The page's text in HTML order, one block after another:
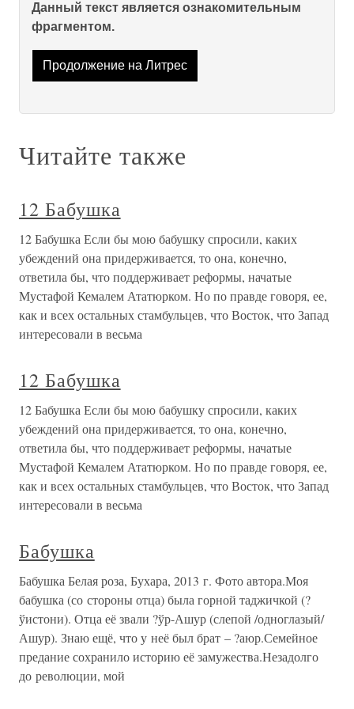
Данный текст является ознакомительным
фрагментом.
Продолжение на Литрес
Читайте также
12 Бабушка
12 Бабушка Если бы мою бабушку спросили, каких
убеждений она придерживается, то она, конечно,
ответила бы, что поддерживает реформы, начатые
Мустафой Кемалем Ататюрком. Но по правде говоря, ее,
как и всех остальных стамбульцев, что Восток, что Запад
интересовали в весьма
12 Бабушка
12 Бабушка Если бы мою бабушку спросили, каких
убеждений она придерживается, то она, конечно,
ответила бы, что поддерживает реформы, начатые
Мустафой Кемалем Ататюрком. Но по правде говоря, ее,
как и всех остальных стамбульцев, что Восток, что Запад
интересовали в весьма
Бабушка
Бабушка Белая роза, Бухара, 2013 г. Фото автора.Моя
бабушка (со стороны отца) была горной таджичкой (?
ўистони). Отца её звали ?ўр-Ашур (слепой /одноглазый/
Ашур). Знаю ещё, что у неё был брат – ?аюр.Семейное
предание сохранило историю её замужества.Незадолго
до революции, мой